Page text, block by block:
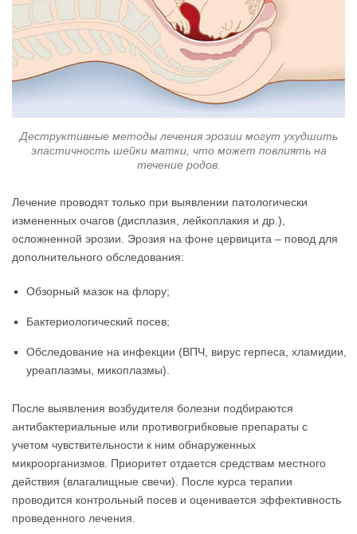
Деструктивные методы лечения эрозии могут ухудшить
эластичность шейки матки, что может повлиять на
течение родов.
Лечение проводят только при выявлении патологически
измененных очагов (дисплазия, лейкоплакия и др.),
осложненной эрозии. Эрозия на фоне цервицита – повод для
дополнительного обследования:
Обзорный мазок на флору;
Бактериологический посев;
Обследование на инфекции (ВПЧ, вирус герпеса, хламидии,
уреаплазмы, микоплазмы).
После выявления возбудителя болезни подбираются
антибактериальные или противогрибковые препараты с
учетом чувствительности к ним обнаруженных
микроорганизмов. Приоритет отдается средствам местного
действия (влагалищные свечи). После курса терапии
проводится контрольный посев и оценивается эффективность
проведенного лечения.